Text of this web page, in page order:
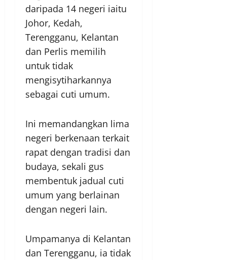
daripada 14 negeri iaitu
Johor, Kedah,
Terengganu, Kelantan
dan Perlis memilih
untuk tidak
mengisytiharkannya
sebagai cuti umum.
Ini memandangkan lima
negeri berkenaan terkait
rapat dengan tradisi dan
budaya, sekali gus
membentuk jadual cuti
umum yang berlainan
dengan negeri lain.
Umpamanya di Kelantan
dan Terengganu, ia tidak